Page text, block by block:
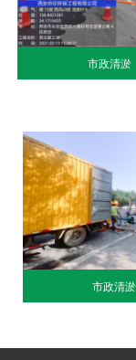
市政清淤
市政清淤